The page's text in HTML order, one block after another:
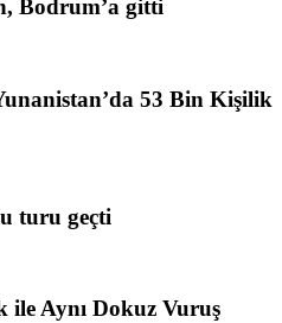
Bodrum’a gitti
53 Bin Kişilik
turu geçti
ile Aynı Dokuz Vuruş